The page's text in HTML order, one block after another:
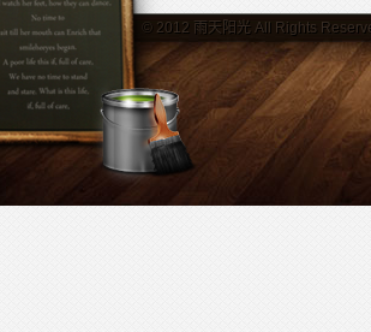
© 2012 雨天阳光All Rights